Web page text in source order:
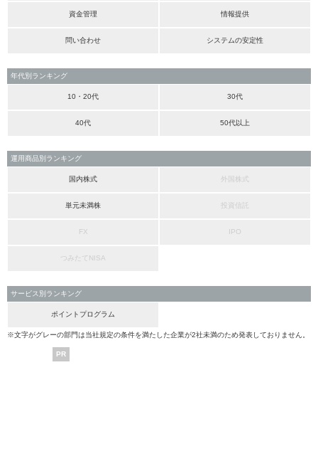
資金管理 情報提供
問い合わせ システムの安定性
年代別ランキング
10・20代 30代
40代 50代以上
運用商品別ランキング
国内株式 外国株式
単元未満株 投資信託
FX IPO
つみたてNISA
サービス別ランキング
ポイントプログラム
※文字がグレーの部門は当社規定の条件を満たした企業が2社未満のため発表しておりません。
PR